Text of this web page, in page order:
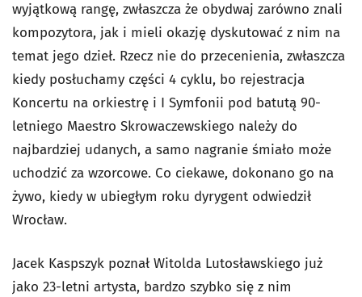
wyjątkową rangę, zwłaszcza że obydwaj zarówno znali
kompozytora, jak i mieli okazję dyskutować z nim na
temat jego dzieł. Rzecz nie do przecenienia, zwłaszcza
kiedy posłuchamy części 4 cyklu, bo rejestracja
Koncertu na orkiestrę i I Symfonii pod batutą 90-
letniego Maestro Skrowaczewskiego należy do
najbardziej udanych, a samo nagranie śmiało może
uchodzić za wzorcowe. Co ciekawe, dokonano go na
żywo, kiedy w ubiegłym roku dyrygent odwiedził
Wrocław.
Jacek Kaspszyk poznał Witolda Lutosławskiego już
jako 23-letni artysta, bardzo szybko się z nim